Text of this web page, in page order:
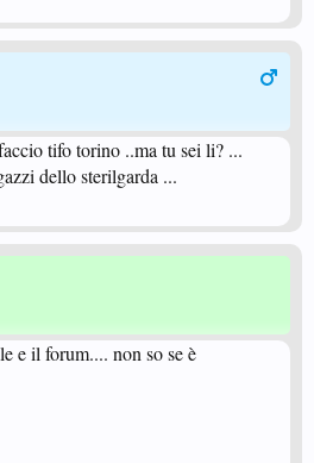
tifo torino ..ma tu sei li? ...
dello sterilgarda ...
e il forum.... non so se è